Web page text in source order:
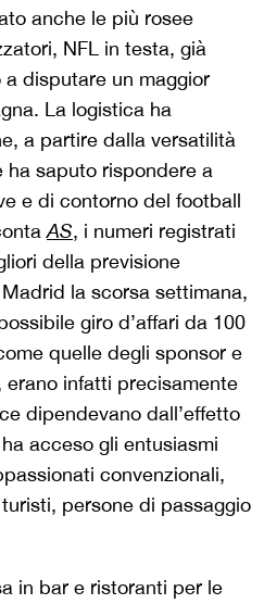
anche le più rosee
NFL in testa, già
disputare un maggior
La logistica ha
a partire dalla versatilità
ha saputo rispondere a
e di contorno del football
AS, i numeri registrati
della previsione
la scorsa settimana,
giro d’affari da 100
quelle degli sponsor e
infatti precisamente
dipendevano dall’effetto
acceso gli entusiasmi
convenzionali,
persone di passaggio
in bar e ristoranti per le